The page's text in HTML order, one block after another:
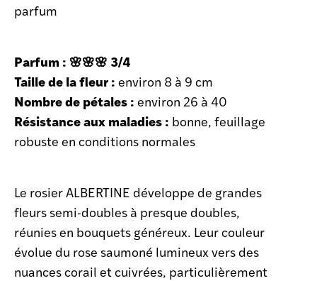
parfum
Parfum : 🌸🌸🌸 3/4
Taille de la fleur : environ 8 à 9 cm
Nombre de pétales : environ 26 à 40
Résistance aux maladies : bonne, feuillage
robuste en conditions normales
Le rosier ALBERTINE développe de grandes
fleurs semi-doubles à presque doubles,
réunies en bouquets généreux. Leur couleur
évolue du rose saumoné lumineux vers des
nuances corail et cuivrées, particulièrement